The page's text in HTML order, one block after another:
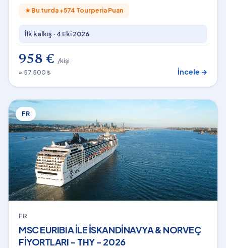
★ Bu turda +574 Tourperia Puan
İlk kalkış · 4 Eki 2026
958 € /kişi
≈ 57.500 ₺
İncele →
FR
FR
MSC EURIBIA İLE İSKANDİNAVYA & NORVEÇ
FİYORTLARI - THY - 2026